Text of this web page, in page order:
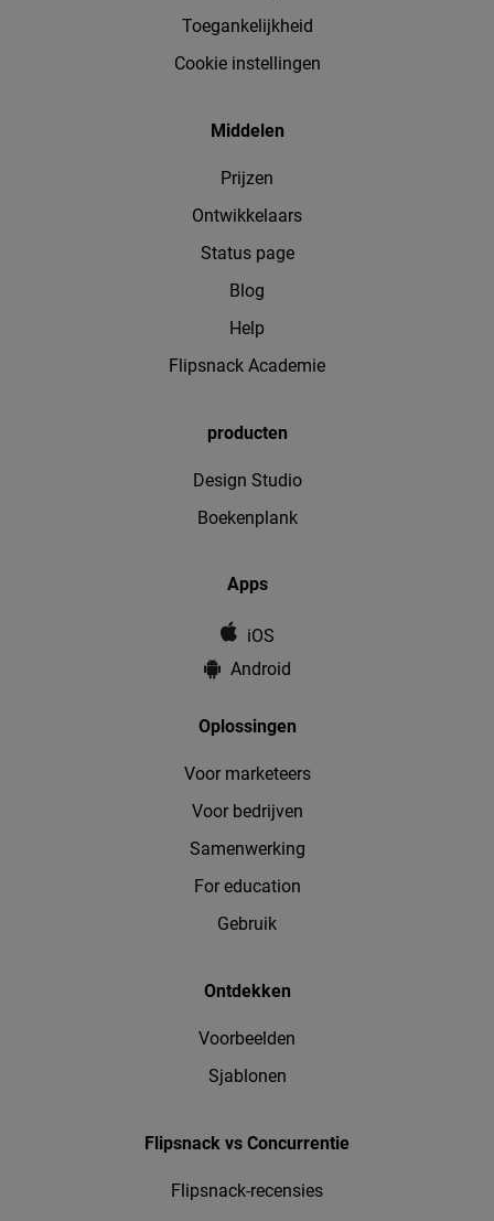
Toegankelijkheid
Cookie instellingen
Middelen
Prijzen
Ontwikkelaars
Status page
Blog
Help
Flipsnack Academie
producten
Design Studio
Boekenplank
Apps
iOS
Android
Oplossingen
Voor marketeers
Voor bedrijven
Samenwerking
For education
Gebruik
Ontdekken
Voorbeelden
Sjablonen
Flipsnack vs Concurrentie
Flipsnack-recensies